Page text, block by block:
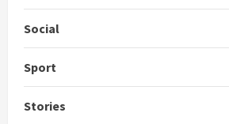
Social
Sport
Stories